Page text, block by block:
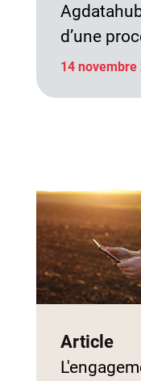
d’une
14 novembre
Article